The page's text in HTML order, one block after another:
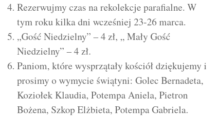
Rezerwujmy czas na rekolekcje parafialne. W
tym roku kilka dni wcześniej 23-26 marca.
„Gość Niedzielny” – 4 zł, „ Mały Gość
Niedzielny” – 4 zł.
Paniom, które wysprzątały kościół dziękujemy i
prosimy o wymycie świątyni: Golec Bernadeta,
Koziołek Klaudia, Potempa Aniela, Pietron
Bożena, Szkop Elżbieta, Potempa Gabriela.